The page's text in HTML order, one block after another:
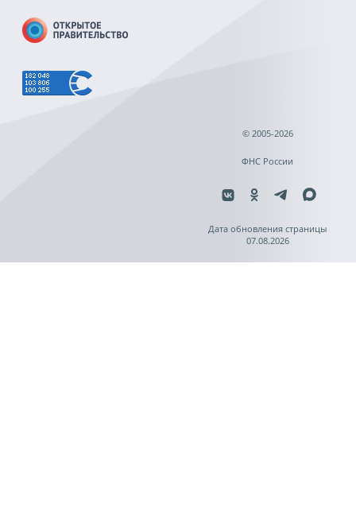
© 2005-2026
ФНС России
Дата обновления страницы
07.08.2026